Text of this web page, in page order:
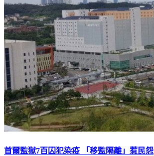
首爾監獄7百囚犯染疫 「移監隔離」惹民怨